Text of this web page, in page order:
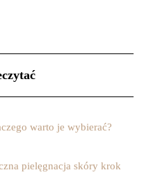
warto je wybierać?
pielęgnacja skóry krok